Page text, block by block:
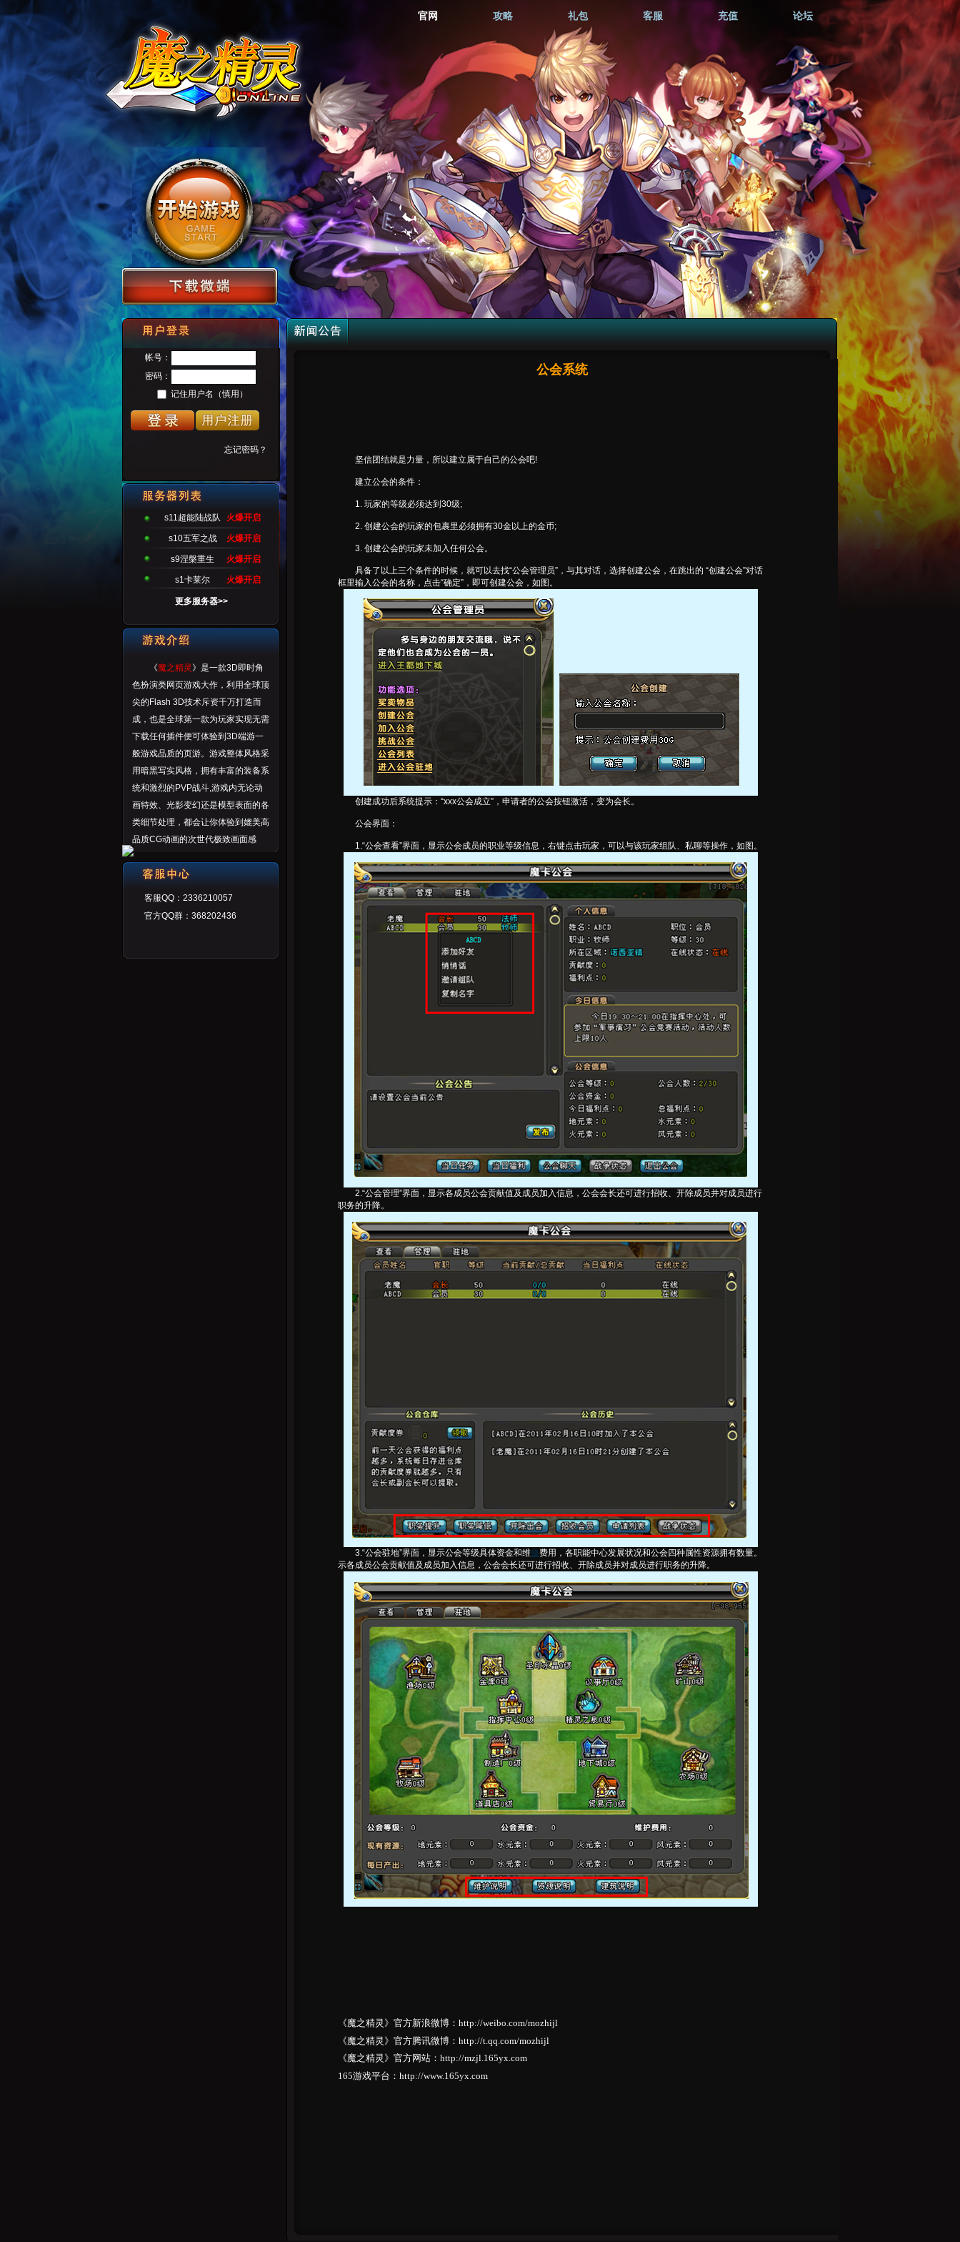
官网 攻略 礼包 客服 充值 论坛
公会系统
坚信团结就是力量，所以建立属于自己的公会吧!
建立公会的条件：
1. 玩家的等级必须达到30级;
2. 创建公会的玩家的包裹里必须拥有30金以上的金币;
3. 创建公会的玩家未加入任何公会。
具备了以上三个条件的时候，就可以去找“公会管理员”，与其对话，选择创建公会，在跳出的 “创建公会”对话
框里输入公会的名称，点击“确定”，即可创建公会，如图。
创建成功后系统提示：“xxx公会成立”，申请者的公会按钮激活，变为会长。
公会界面：
1.“公会查看”界面，显示公会成员的职业等级信息，右键点击玩家，可以与该玩家组队、私聊等操作，如图。
2.“公会管理”界面，显示各成员公会贡献值及成员加入信息，公会会长还可进行招收、开除成员并对成员进行
职务的升降。
3.“公会驻地”界面，显示公会等级具体资金和维修费用，各职能中心发展状况和公会四种属性资源拥有数量。
示各成员公会贡献值及成员加入信息，公会会长还可进行招收、开除成员并对成员进行职务的升降。
《魔之精灵》官方新浪微博：http://weibo.com/mozhijl
《魔之精灵》官方腾讯微博：http://t.qq.com/mozhijl
《魔之精灵》官方网站：http://mzjl.165yx.com
165游戏平台：http://www.165yx.com
火爆开启
s11超能陆战队
火爆开启
s10五军之战
火爆开启
s9涅槃重生
火爆开启
s1卡莱尔
更多服务器>>
《魔之精灵 》是一款3D即时角
色扮演类网页游戏大作，利用全球顶
尖的Flash 3D技术斥资千万打造而
成，也是全球第一款为玩家实现无需
下载任何插件便可体验到3D端游一
般游戏品质的页游。游戏整体风格采
用暗黑写实风格，拥有丰富的装备系
统和激烈的PVP战斗,游戏内无论动
画特效、光影变幻还是模型表面的各
类细节处理，都会让你体验到媲美高
品质CG动画的次世代极致画面感
受。
客服QQ：2336210057
官方QQ群：368202436